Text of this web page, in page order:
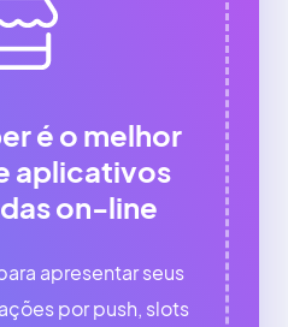
é o melhor
aplicativos
on-line
apresentar seus
por push, slots